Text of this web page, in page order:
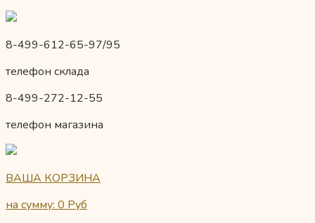
8-499-612-65-97/95
телефон склада
8-499-272-12-55
телефон магазина
ВАША КОРЗИНА
на сумму: 0 Руб